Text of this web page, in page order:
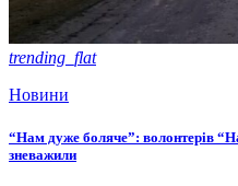
trending_flat
Новини
“Нам дуже боляче”: волонтерів
зневажили